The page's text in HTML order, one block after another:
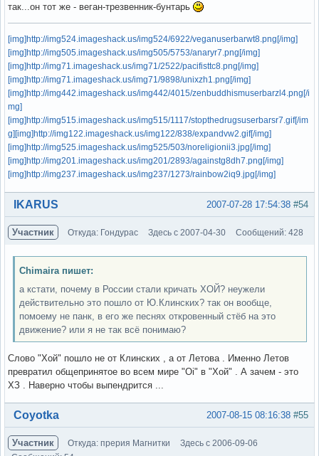
так...он тот же - веган-трезвенник-бунтарь
[img]http://img524.imageshack.us/img524/6922/veganuserbarwt8.png[/img]
[img]http://img505.imageshack.us/img505/5753/anaryr7.png[/img]
[img]http://img71.imageshack.us/img71/2522/pacifisttc8.png[/img]
[img]http://img71.imageshack.us/img71/9898/unixzh1.png[/img]
[img]http://img442.imageshack.us/img442/4015/zenbuddhismuserbarzl4.png[/i
mg]
[img]http://img515.imageshack.us/img515/1117/stopthedrugsuserbarsr7.gif[/im
g][img]http://img122.imageshack.us/img122/838/expandvw2.gif[/img]
[img]http://img525.imageshack.us/img525/503/noreligionii3.jpg[/img]
[img]http://img201.imageshack.us/img201/2893/againstg8dh7.png[/img]
[img]http://img237.imageshack.us/img237/1273/rainbow2iq9.jpg[/img]
Вне форума #54
2007-07-28 17:54:38
IKARUS
Участник Откуда: Гондурас Здесь с 2007-04-30 Сообщений: 428
Chimaira пишет:
а кстати, почему в России стали кричать ХОЙ? неужели
действительно это пошло от Ю.Клинских? так он вообще,
помоему не панк, в его же песнях откровенный стёб на это
движение? или я не так всё понимаю?
Слово "Хой" пошло не от Клинских , а от Летова . Именно Летов
превратил общепринятое во всем мире "Oi" в "Хой" . А зачем - это
ХЗ . Наверно чтобы выпендрится ...
Вне форума #55
2007-08-15 08:16:38
Coyotka
Участник Откуда: прерия Магнитки
Здесь с 2006-09-06